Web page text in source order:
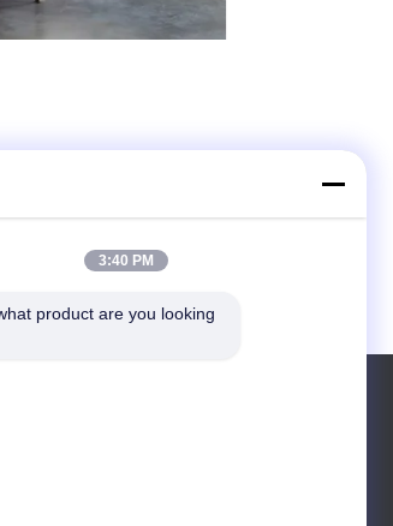
otomatis.Kami mengikuti
Amerika dan Jepang.
3:40 PM
product are you looking